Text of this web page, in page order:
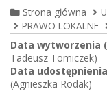
Strona główna
PRAWO LOKALNE
Data wytworzenia
Tadeusz Tomiczek)
Data
(Agnieszka Rodak)